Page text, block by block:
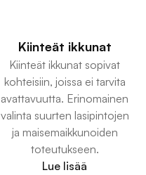
Kiinteät ikkunat
Kiinteät ikkunat sopivat
kohteisiin, joissa ei tarvita
avattavuutta. Erinomainen
valinta suurten lasipintojen
ja maisemaikkunoiden
toteutukseen.
Lue lisää